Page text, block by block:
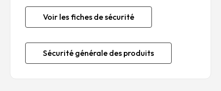
Voir les fiches de sécurité
Sécurité générale des produits